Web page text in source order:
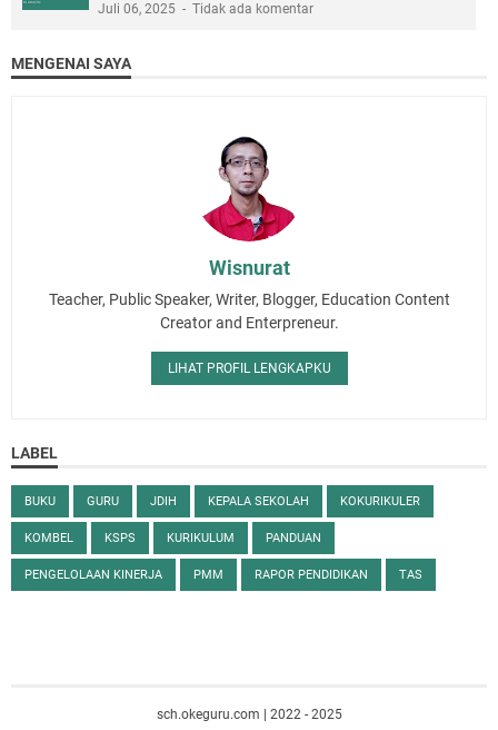
Juli 06, 2025 Tidak ada komentar
MENGENAI SAYA
Wisnurat
Teacher, Public Speaker, Writer, Blogger, Education Content
Creator and Enterpreneur.
LIHAT PROFIL LENGKAPKU
LABEL
BUKU GURU JDIH KEPALA SEKOLAH KOKURIKULER
KOMBEL KSPS KURIKULUM PANDUAN
PENGELOLAAN KINERJA PMM RAPOR PENDIDIKAN TAS
sch.okeguru.com | 2022 - 2025